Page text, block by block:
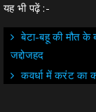
यह भी पढ़ें :-
बेटा-बहू की मौत के
जद्दोजहद
कवर्धा में करंट का